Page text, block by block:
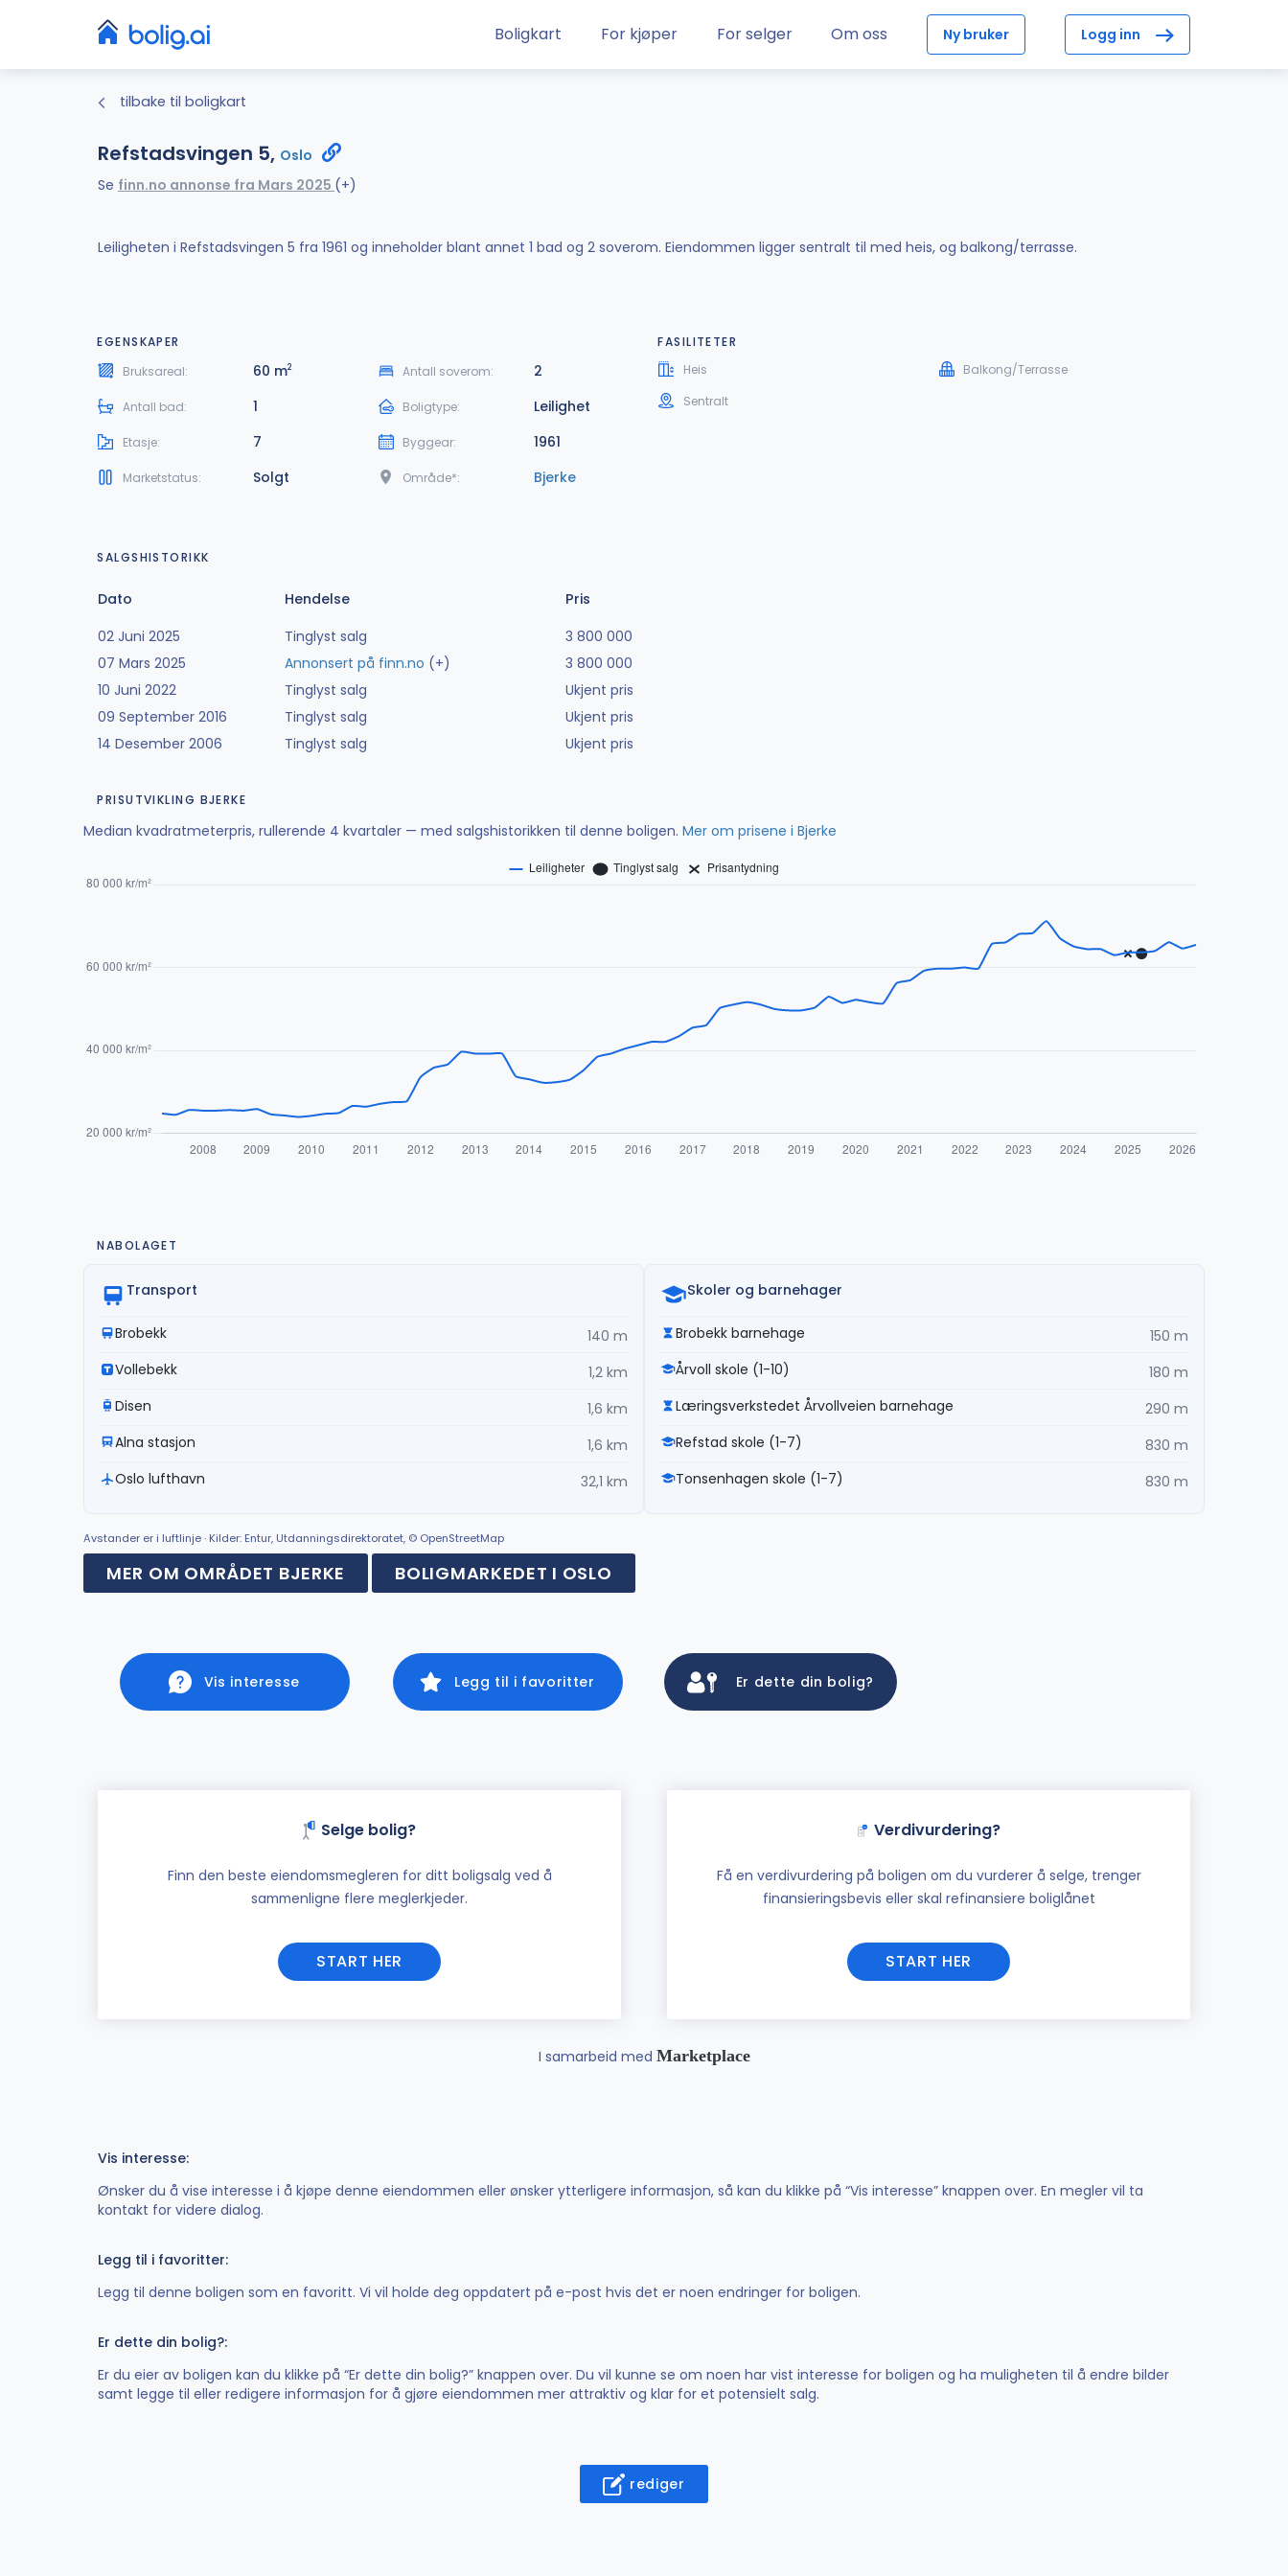
Boligkart For kjøper For selger Om oss Ny bruker Logg inn
tilbake til boligkart
Refstadsvingen 5, Oslo
Se finn.no annonse fra Mars 2025 (+)
Leiligheten i Refstadsvingen 5 fra 1961 og inneholder blant annet 1 bad og 2 soverom. Eiendommen ligger sentralt til med heis, og balkong/terrasse.
EGENSKAPER
Bruksareal:
60 m2 Antall soverom: 2
Antall bad: 1 Boligtype: Leilighet
Etasje: 7 Byggear: 1961
Marketstatus: Solgt Område*: Bjerke
FASILITETER
Heis
Balkong/Terrasse
Sentralt
SALGSHISTORIKK
Dato Hendelse
Pris
02 Juni 2025
Tinglyst salg
3 800 000
07 Mars 2025
Annonsert på finn.no (+)
3 800 000
10 Juni 2022
Tinglyst salg
Ukjent pris
09 September 2016
Tinglyst salg
Ukjent pris
14 Desember 2006
Tinglyst salg Ukjent pris
PRISUTVIKLING BJERKE
Median kvadratmeterpris, rullerende 4 kvartaler — med salgshistorikken til denne boligen. Mer om prisene i Bjerke
NABOLAGET
Transport
Brobekk
140 m
Vollebekk
1,2 km
Disen
1,6 km
Alna stasjon
1,6 km
Oslo lufthavn
32,1 km
Skoler og barnehager
Brobekk barnehage
150 m
Årvoll skole (1-10)
180 m
Læringsverkstedet Årvollveien barnehage
290 m
Refstad skole (1-7)
830 m
Tonsenhagen skole (1-7)
830 m
Avstander er i luftlinje · Kilder: Entur, Utdanningsdirektoratet, © OpenStreetMap
MER OM OMRÅDET BJERKE BOLIGMARKEDET I OSLO
Vis interesse Legg til i favoritter Er dette din bolig?
Selge bolig?
Finn den beste eiendomsmegleren for ditt boligsalg ved å
sammenligne flere meglerkjeder.
START HER
Verdivurdering?
Få en verdivurdering på boligen om du vurderer å selge, trenger
finansieringsbevis eller skal refinansiere boliglånet
START HER
I samarbeid med Marketplace
Vis interesse:
Ønsker du å vise interesse i å kjøpe denne eiendommen eller ønsker ytterligere informasjon, så kan du klikke på “Vis interesse” knappen over. En megler vil ta
kontakt for videre dialog.
Legg til i favoritter:
Legg til denne boligen som en favoritt. Vi vil holde deg oppdatert på e-post hvis det er noen endringer for boligen.
Er dette din bolig?:
Er du eier av boligen kan du klikke på “Er dette din bolig?” knappen over. Du vil kunne se om noen har vist interesse for boligen og ha muligheten til å endre bilder
samt legge til eller redigere informasjon for å gjøre eiendommen mer attraktiv og klar for et potensielt salg.
rediger